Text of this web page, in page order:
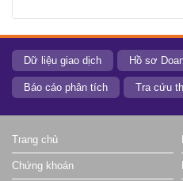
Dữ liệu giao dịch Hồ sơ
Báo cáo phân tích Tra cứu
Trang chủ
Chứng khoán